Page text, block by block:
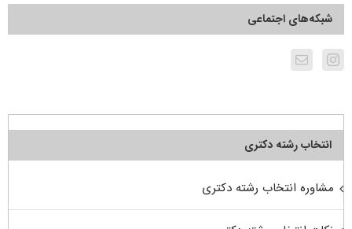
شبکه‌های اجتماعی
انتخاب رشته دکتری
مشاوره انتخاب رشته دکتری